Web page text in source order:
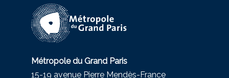
Métropole du Grand Paris
15-19 avenue Pierre Mendès-France